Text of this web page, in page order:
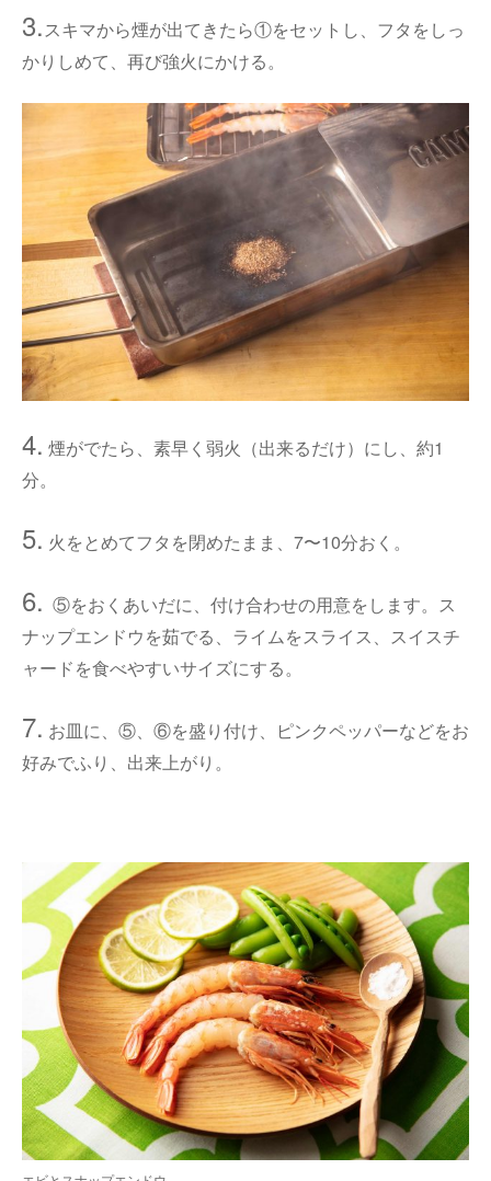
3.スキマから煙が出てきたら①をセットし、フタをしっ
かりしめて、再び強火にかける。
4. 煙がでたら、素早く弱火（出来るだけ）にし、約1
分。
5. 火をとめてフタを閉めたまま、7〜10分おく。
6. ⑤をおくあいだに、付け合わせの用意をします。ス
ナップエンドウを茹でる、ライムをスライス、スイスチ
ャードを食べやすいサイズにする。
7. お皿に、⑤、⑥を盛り付け、ピンクペッパーなどをお
好みでふり、出来上がり。